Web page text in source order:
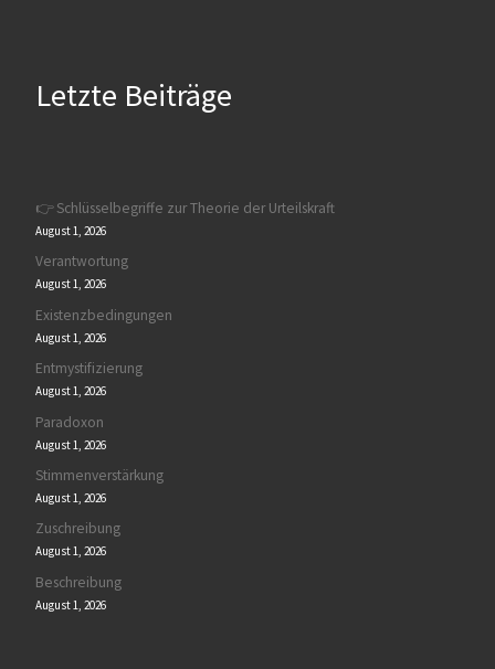
Letzte Beiträge
👉 Schlüsselbegriffe zur Theorie der Urteilskraft
August 1, 2026
Verantwortung
August 1, 2026
Existenzbedingungen
August 1, 2026
Entmystifizierung
August 1, 2026
Paradoxon
August 1, 2026
Stimmenverstärkung
August 1, 2026
Zuschreibung
August 1, 2026
Beschreibung
August 1, 2026